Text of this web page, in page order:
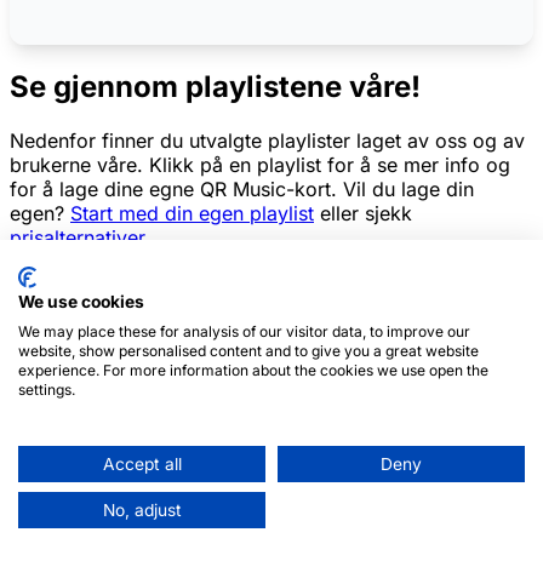
Se gjennom playlistene våre!
Nedenfor finner du utvalgte playlister laget av oss og av
brukerne våre. Klikk på en playlist for å se mer info og
for å lage dine egne QR Music-kort. Vil du lage din
egen? Start med din egen playlist eller sjekk
prisalternativer.
We use cookies
We may place these for analysis of our visitor data, to improve our
website, show personalised content and to give you a great website
experience. For more information about the cookies we use open the
settings.
Accept all Deny
No, adjust